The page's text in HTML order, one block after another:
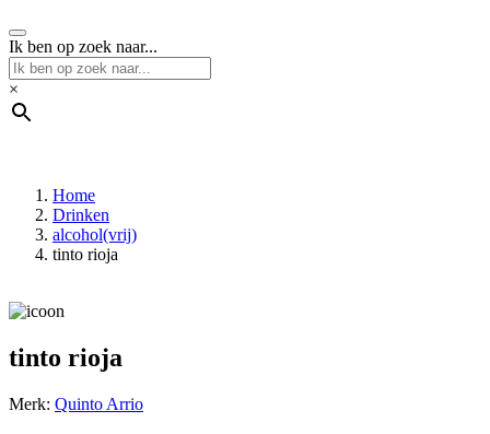
Ik ben op zoek naar...
×
Home
Drinken
alcohol(vrij)
tinto rioja
tinto rioja
Merk: Quinto Arrio